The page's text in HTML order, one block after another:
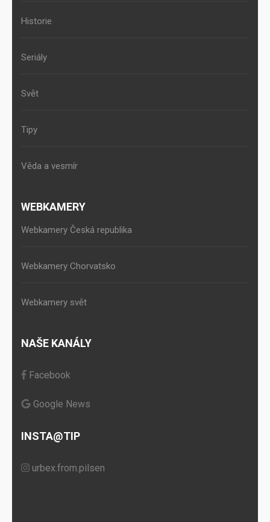
Historie
Seriály
Svět
Tipy
Věda a vesmír
WEBKAMERY
Webkamery Česká republika
Webkamery Chorvatsko
Webkamery svět
NAŠE KANÁLY
Facebook
Google News
INSTA@TIP
urbex.from.pilsen